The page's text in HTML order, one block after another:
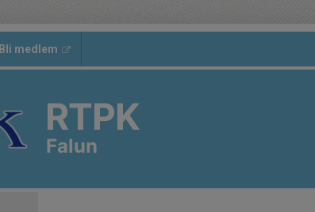
Bli medlem
RTPK
Falun